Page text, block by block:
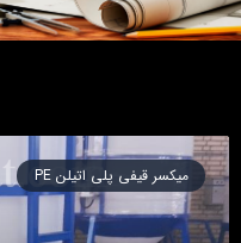
میکسر قیفی پلی اتیلن PE